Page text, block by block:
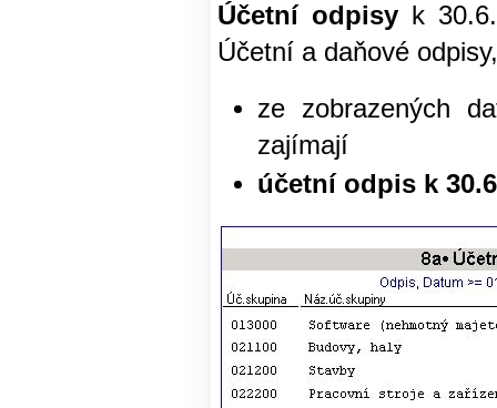
Účetní odpisyk
Účetní a daňové
ze zobrazených
zajímají
účetní odpis k